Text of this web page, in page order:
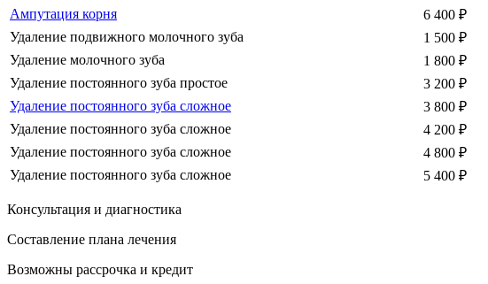
Ампутация корня
6 400 ₽
Удаление подвижного молочного зуба
1 500 ₽
Удаление молочного зуба
1 800 ₽
Удаление постоянного зуба простое
3 200 ₽
Удаление постоянного зуба сложное
3 800 ₽
Удаление постоянного зуба сложное
4 200 ₽
Удаление постоянного зуба сложное
4 800 ₽
Удаление постоянного зуба сложное
5 400 ₽
Консультация и диагностика
Составление плана лечения
Возможны рассрочка и кредит